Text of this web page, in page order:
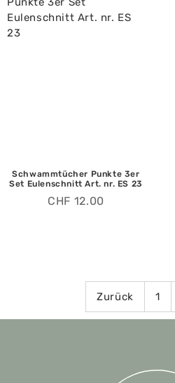
Schwammtücher Punkte 3er
Set Eulenschnitt Art. nr. ES 23
CHF 12.00
Zurück 1